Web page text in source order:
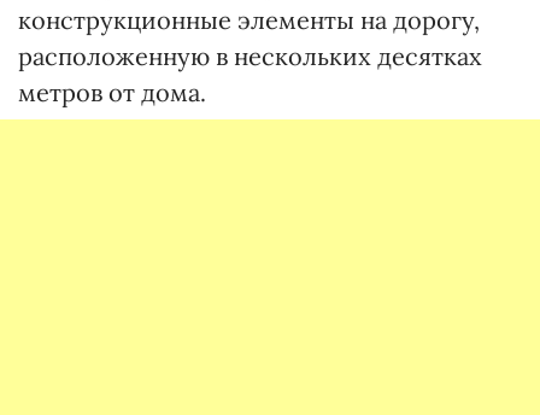
конструкционные элементы на дорогу,
расположенную в нескольких десятках
метров от дома.